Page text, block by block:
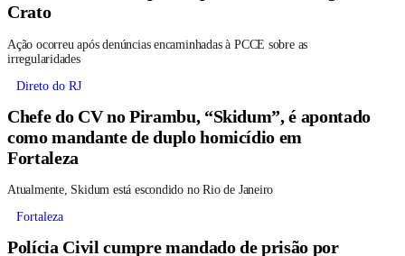
Crato
Ação ocorreu após denúncias encaminhadas à PCCE sobre as
irregularidades
Direto do RJ
Chefe do CV no Pirambu, “Skidum”, é apontado
como mandante de duplo homicídio em
Fortaleza
Atualmente, Skidum está escondido no Rio de Janeiro
Fortaleza
Polícia Civil cumpre mandado de prisão por